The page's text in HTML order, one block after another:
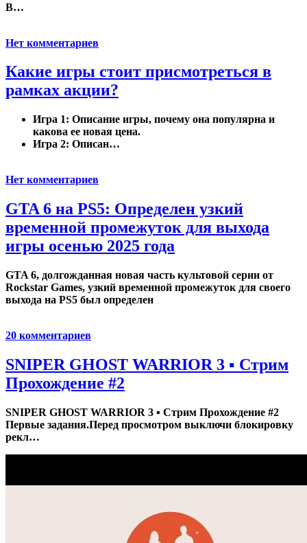
В…
Нет комментариев
Какие игры стоит присмотреться в
рамках акции?
Игра 1: Описание игры, почему она популярна и
какова ее новая цена.
Игра 2: Описан…
Нет комментариев
GTA 6 на PS5: Определен узкий
временной промежуток для выхода
игры осенью 2025 года
GTA 6, долгожданная новая часть культовой серии от
Rockstar Games, узкий временной промежуток для своего
выхода на PS5 был определен
20 комментариев
SNIPER GHOST WARRIOR 3 ▪ Стрим
Прохождение #2
SNIPER GHOST WARRIOR 3 ▪ Стрим Прохождение #2
Первые задания.Перед просмотром выключи блокировку
рекл…